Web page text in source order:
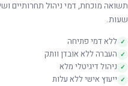
שעות.
✓ ללא דמי פתיחה
✓ העברה ללא אובדן וותק
✓ ניהול דיגיטלי מלא
✓ ייעוץ אישי ללא עלות